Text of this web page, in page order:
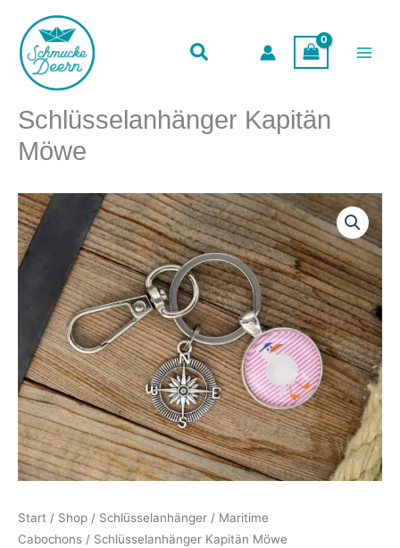
Inhalt
springen
Schlüsselanhänger Kapitän
Möwe
Start / Shop / Schlüsselanhänger / Maritime
Cabochons / Schlüsselanhänger Kapitän Möwe
Menge